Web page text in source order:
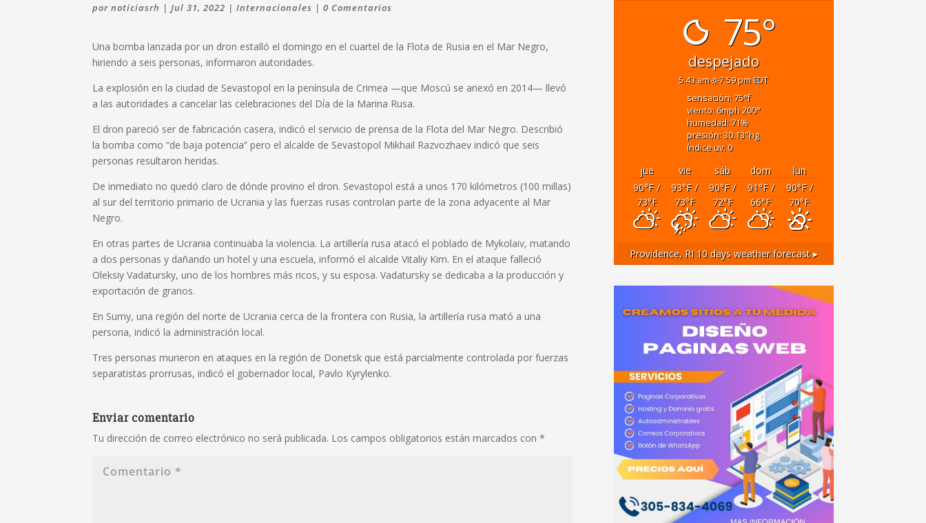
pornoticiasrh |Jul 31, 2022 |Internacionales |0 Comentarios
Una bomba lanzada por un dron estalló el domingo en el cuartel de la Flota de Rusia en el Mar Negro,
hiriendo a seis personas, informaron autoridades.
La explosión en la ciudad de Sevastopol en la península de Crimea —que Moscú se anexó en 2014— llevó
a las autoridades a cancelar las celebraciones del Día de la Marina Rusa.
El dron pareció ser de fabricación casera, indicó el servicio de prensa de la Flota del Mar Negro. Describió
la bomba como “de baja potencia” pero el alcalde de Sevastopol Mikhail Razvozhaev indicó que seis
personas resultaron heridas.
De inmediato no quedó claro de dónde provino el dron. Sevastopol está a unos 170 kilómetros (100 millas)
al sur del territorio primario de Ucrania y las fuerzas rusas controlan parte de la zona adyacente al Mar
Negro.
En otras partes de Ucrania continuaba la violencia. La artillería rusa atacó el poblado de Mykolaiv, matando
a dos personas y dañando un hotel y una escuela, informó el alcalde Vitaliy Kim. En el ataque falleció
Oleksiy Vadatursky, uno de los hombres más ricos, y su esposa. Vadatursky se dedicaba a la producción y
exportación de granos.
En Sumy, una región del norte de Ucrania cerca de la frontera con Rusia, la artillería rusa mató a una
persona, indicó la administración local.
Tres personas murieron en ataques en la región de Donetsk que está parcialmente controlada por fuerzas
separatistas prorrusas, indicó el gobernador local, Pavlo Kyrylenko.
Enviar comentario
Tu dirección de correo electrónico no será publicada. Los campos obligatorios están marcados con*
75°
despejado
5:43 am 7:59 pm EDT
sensación: 75°f
viento: 6mph200°
humedad: 71%
presión: 30.13"hg
índice uv: 0
jue vie sáb dom
lun
90°F/
73°F
93°F/
73°F
90°F/
72°F
91°F/
66°F
90°F/
70°F
Providence, RI10 days weather forecast ▸